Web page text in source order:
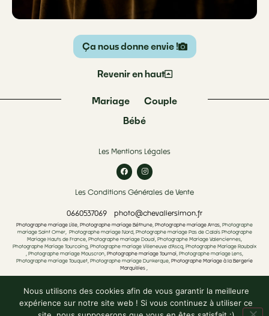
Ça nous donne envie !
Revenir en haut
Mariage
Couple
Bébé
Les Mentions Légales
Les Conditions Générales de Vente
0660537069 photo@chevaliersimon.fr
Photographe mariage Lille, Photographe mariage Béthune, Photographe mariage Arras, Photographe
mariage Saint Omer, Photographe mariage Nord, Photographe mariage Pas de Calais Photographe
Mariage Hauts de France, Photographe mariage Douai, Photographe Mariage Valenciennes,
Photographe Mariage Tourcoing, Photographe mariage Villeneuve d’Ascq, Photographe Mariage Roubaix
, Photographe mariage Mouscron, Photographe mariage Tournai, Photographe mariage Lens,
Photographe mariage Touquet, Photographe mariage Dunkerque, Photographe Mariage à la Bergerie
Marquillies ,
et Authentique | SIREN 791 064 074 | Made by Oncle Alfred
Nous utilisons des cookies afin de vous garantir la meilleure
expérience sur notre site web ! Si vous continuez à utiliser ce